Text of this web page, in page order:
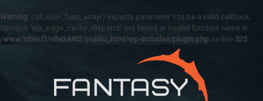
Warning: call_user_func_array() expects parameter 1 to be a valid callback,
function 'wp_edge_cache_dispatch' not found or invalid function name in
/www/sites/2/site24452/public_html/wp-includes/plugin.php on line 525